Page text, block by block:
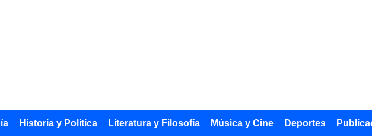
Historia y Política Literatura y Filosofía Música y Cine Deportes